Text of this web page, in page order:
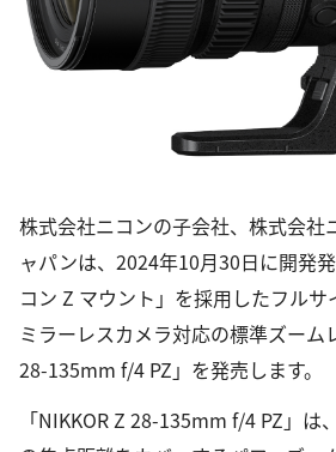
株式会社ニコンの子会社、株式会社
ャパンは、2024年10月30日に開発
コン Z マウント」を採用したフルサ
ミラーレスカメラ対応の標準ズーム
28-135mm f/4 PZ」を発売します。
「NIKKOR Z 28-135mm f/4 PZ」